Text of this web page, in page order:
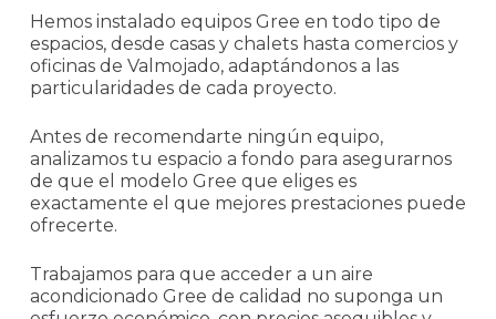
Hemos instalado equipos Gree en todo tipo de
espacios, desde casas y chalets hasta comercios y
oficinas de Valmojado, adaptándonos a las
particularidades de cada proyecto.
Antes de recomendarte ningún equipo,
analizamos tu espacio a fondo para asegurarnos
de que el modelo Gree que eliges es
exactamente el que mejores prestaciones puede
ofrecerte.
Trabajamos para que acceder a un aire
acondicionado Gree de calidad no suponga un